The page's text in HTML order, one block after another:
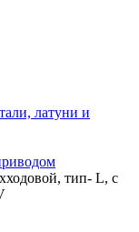
латуни и
тип- L, с